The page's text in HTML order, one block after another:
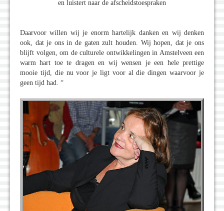
en luistert naar de afscheidstoespraken
Daarvoor willen wij je enorm hartelijk danken en wij denken
ook, dat je ons in de gaten zult houden. Wij hopen, dat je ons
blijft volgen, om de culturele ontwikkelingen in Amstelveen een
warm hart toe te dragen en wij wensen je een hele prettige
mooie tijd, die nu voor je ligt voor al die dingen waarvoor je
geen tijd had. “